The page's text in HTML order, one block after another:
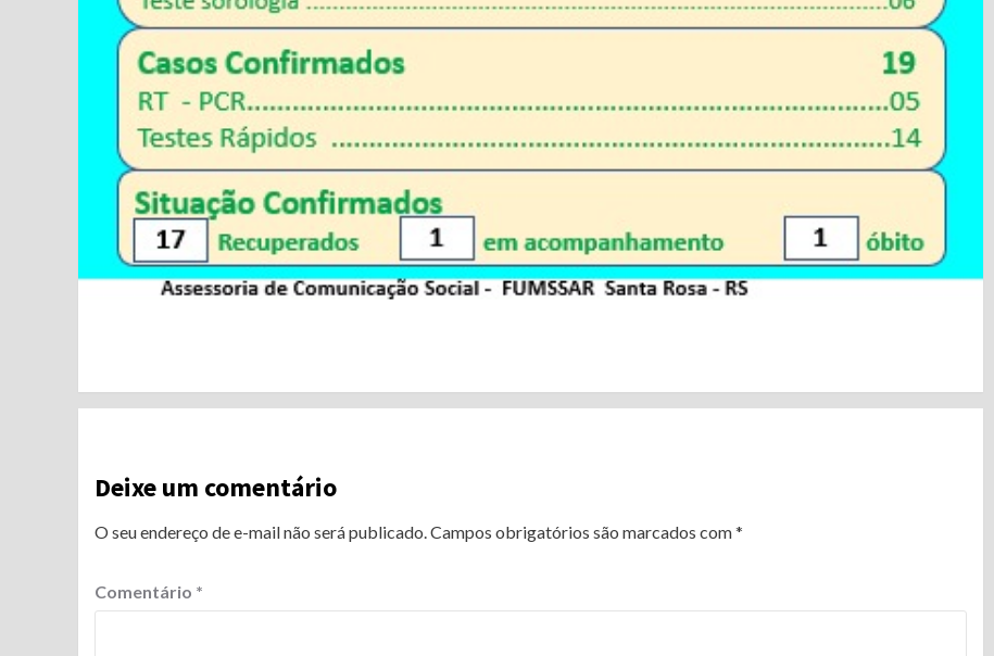
Continue
Reading
Deixe um comentário
O seu endereço de e-mail não será publicado.Campos obrigatórios são marcados com*
Comentário *